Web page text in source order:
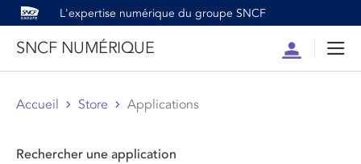
L'expertise numérique du groupe SNCF
SNCF NUMÉRIQUE
Compte
Accueil Store Applications
Rechercher une application